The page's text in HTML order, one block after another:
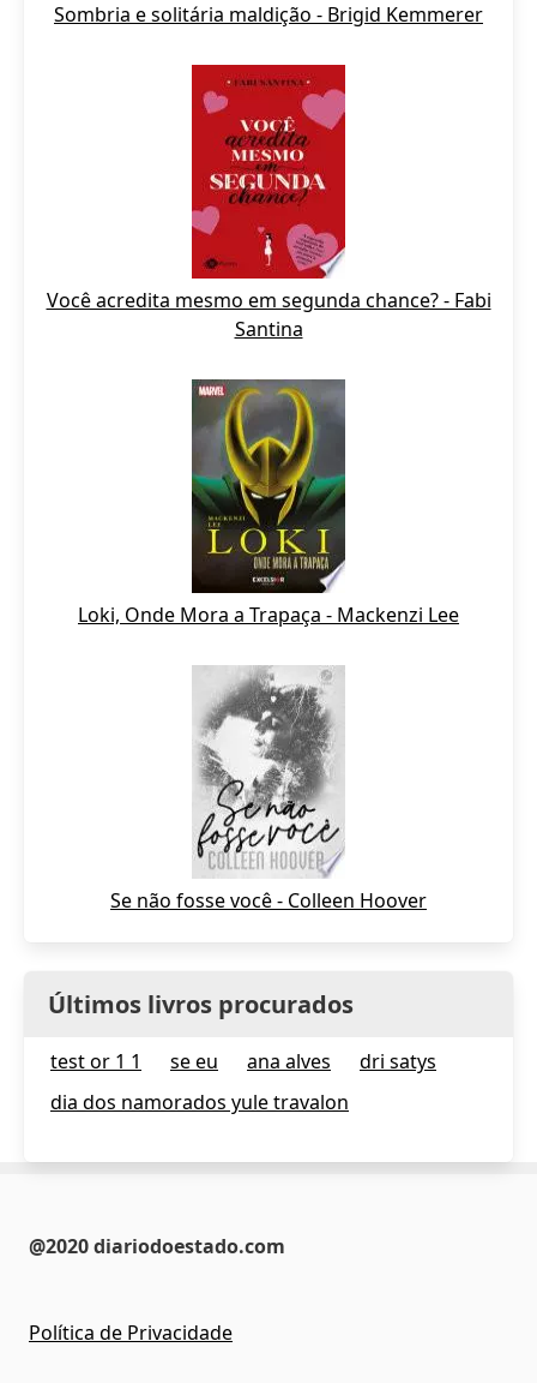
Sombria e solitária maldição - Brigid Kemmerer
Você acredita mesmo em segunda chance? - Fabi
Santina
Loki, Onde Mora a Trapaça - Mackenzi Lee
Se não fosse você - Colleen Hoover
Últimos livros procurados
test or 1 1 se eu ana alves
dri satys
dia dos namorados yule travalon
@2020 diariodoestado.com
Política de Privacidade